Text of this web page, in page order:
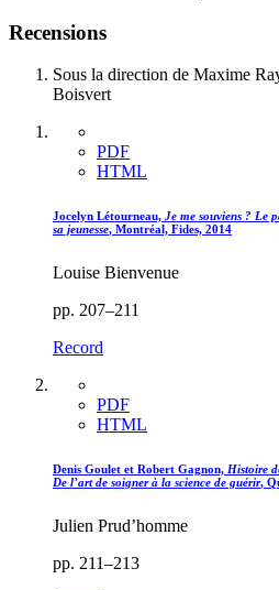
Recensions
Sous la direction de Maxime
Boisvert
PDF
HTML
Jocelyn Létourneau, Je me souviens ? Le
sa jeunesse, Montréal, Fides, 2014
Louise Bienvenue
pp. 207–211
Record
PDF
HTML
Denis Goulet et Robert Gagnon, Histoire
De l’art de soigner à la science de guérir,
Julien Prud’homme
pp. 211–213